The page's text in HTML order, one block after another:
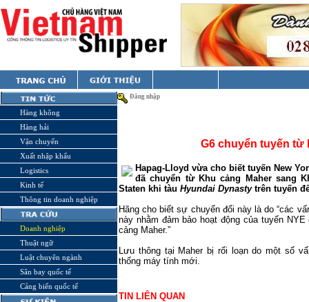
Hàng không
Hàng hải
Vận chuyển
Xuất nhập khẩu
Logistics
Kinh tế
Thông tin doanh nghiệp
Doanh nghiệp
Thuật ngữ
Luật chuyên ngành
Sân bay quốc tế
Cảng biển quốc tế
Đăng nhập
G6 chuyển tuyến từ
Hapag-Lloyd vừa cho biết tuyến New
đã chuyển từ Khu cảng Maher sang
Staten khi tàu Hyundai Dynasty trên tuyến
Hãng cho biết sự chuyển đổi này là do “các
này nhằm đảm bảo hoạt động của tuyến
cảng Maher.”
Lưu thông tại Maher bị rối loạn do một số
thống máy tính mới.
TIN LIÊN QUAN